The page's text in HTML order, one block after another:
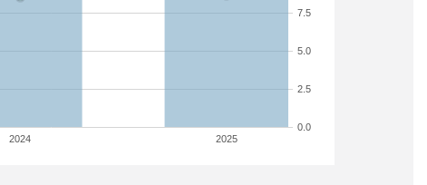
2024 2025
0.0
2.5
5.0
7.5